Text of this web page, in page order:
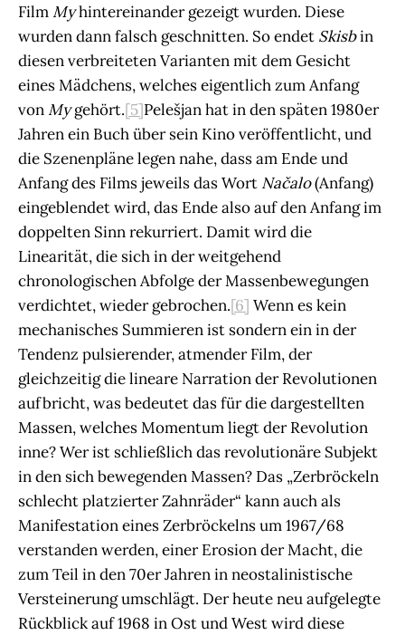
FilmMyhintereinander gezeigt wurden. Diese
wurden dann falsch geschnitten. So endet Skisbin
diesen verbreiteten Varianten mit dem Gesicht
eines Mädchens, welches eigentlich zum Anfang
vonMygehört.[5]Pelešjan hat in den späten 1980er
Jahren ein Buch über sein Kino veröffentlicht, und
die Szenenpläne legen nahe, dass am Ende und
Anfang des Films jeweils das Wort Načalo(Anfang)
eingeblendet wird, das Ende also auf den Anfang im
doppelten Sinn rekurriert. Damit wird die
Linearität, die sich in der weitgehend
chronologischen Abfolge der Massenbewegungen
verdichtet, wieder gebrochen.[6] Wenn es kein
mechanisches Summieren ist sondern ein in der
Tendenz pulsierender, atmender Film, der
gleichzeitig die lineare Narration der Revolutionen
aufbricht, was bedeutet das für die dargestellten
Massen, welches Momentum liegt der Revolution
inne? Wer ist schließlich das revolutionäre Subjekt
in den sich bewegenden Massen? Das „Zerbröckeln
schlecht platzierter Zahnräder“ kann auch als
Manifestation eines Zerbröckelns um 1967/68
verstanden werden, einer Erosion der Macht, die
zum Teil in den 70er Jahren in neostalinistische
Versteinerung umschlägt. Der heute neu aufgelegte
Rückblick auf 1968 in Ost und West wird diese